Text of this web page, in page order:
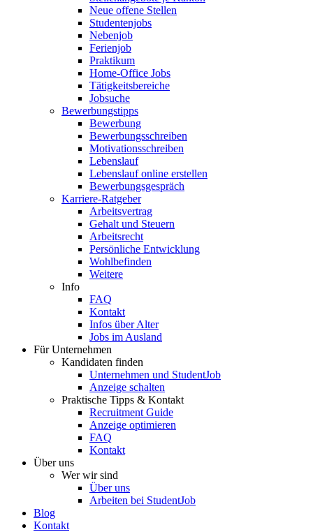
Neue offene Stellen
Studentenjobs
Nebenjob
Ferienjob
Praktikum
Home-Office Jobs
Tätigkeitsbereiche
Jobsuche
Bewerbungstipps
Bewerbung
Bewerbungsschreiben
Motivationsschreiben
Lebenslauf
Lebenslauf online erstellen
Bewerbungsgespräch
Karriere-Ratgeber
Arbeitsvertrag
Gehalt und Steuern
Arbeitsrecht
Persönliche Entwicklung
Wohlbefinden
Weitere
Info
FAQ
Kontakt
Infos über Alter
Jobs im Ausland
Für Unternehmen
Kandidaten finden
Unternehmen und StudentJob
Anzeige schalten
Praktische Tipps & Kontakt
Recruitment Guide
Anzeige optimieren
FAQ
Kontakt
Über uns
Wer wir sind
Über uns
Arbeiten bei StudentJob
Blog
Kontakt